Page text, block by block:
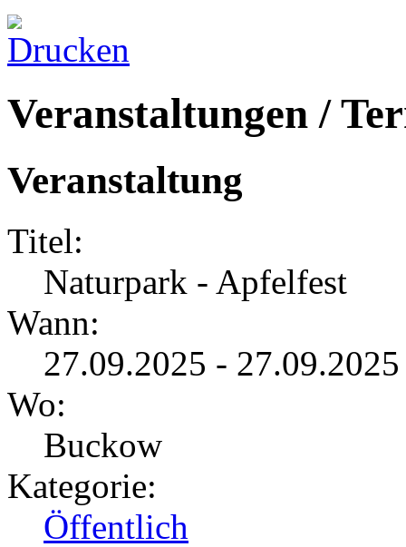
Veranstaltungen /
Veranstaltung
Titel:
Naturpark - Apfelfest
Wann:
27.09.2025 -
Wo:
Buckow
Kategorie:
Öffentlich